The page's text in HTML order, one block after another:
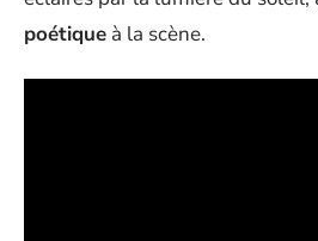
poétique à la scène.